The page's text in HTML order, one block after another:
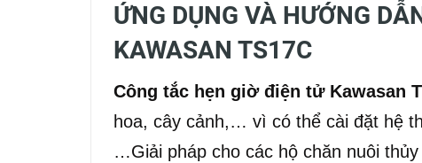
ỨNG DỤNG VÀ HƯỚNG
KAWASAN TS17C
Công tắc hẹn giờ điện tử Kawasan
hoa, cây cảnh,… vì có thể cài đặt hệ
…Giải pháp cho các hộ chăn nuôi